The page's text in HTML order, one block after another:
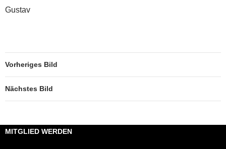
Gustav
Vorheriges Bild
Nächstes Bild
MITGLIED WERDEN